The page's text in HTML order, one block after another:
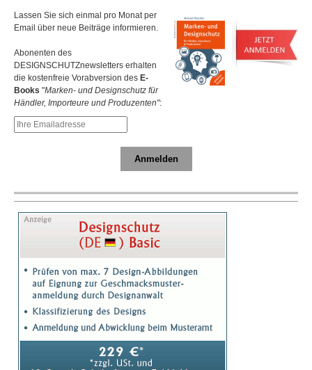
Lassen Sie sich einmal pro Monat per
Email über neue Beiträge informieren.
Abonenten des
DESIGNSCHUTZnewsletters erhalten
die kostenfreie Vorabversion des E-
Books "Marken- und Designschutz für
Händler, Importeure und Produzenten":
Anmelden